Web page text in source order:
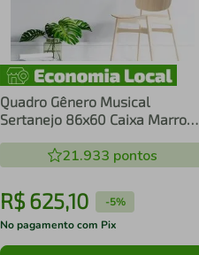
Quadro Gênero Musical
Sertanejo 86x60 Caixa Marrom
21.933 pontos
R$625,10 -5%
No pagamento com Pix